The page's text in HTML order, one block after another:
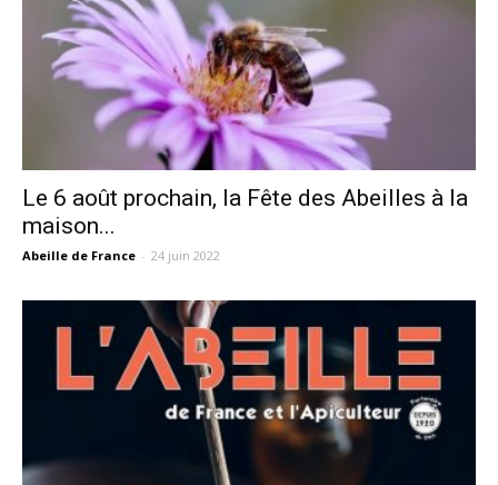
Le 6 août prochain, la Fête des Abeilles à la
maison...
Abeille de France - 24 juin 2022